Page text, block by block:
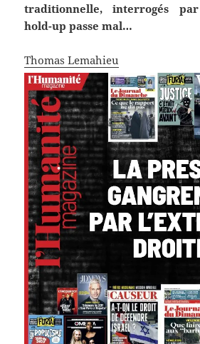
traditionnelle, interrogés
hold-up passe mal…
Thomas Lemahieu